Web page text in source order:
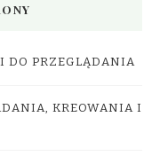
DO PRZEGLĄDANIA
KREOWANIA I